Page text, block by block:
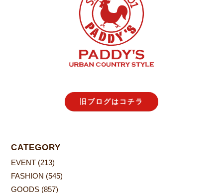
旧ブログはコチラ
CATEGORY
EVENT (213)
FASHION (545)
GOODS (857)